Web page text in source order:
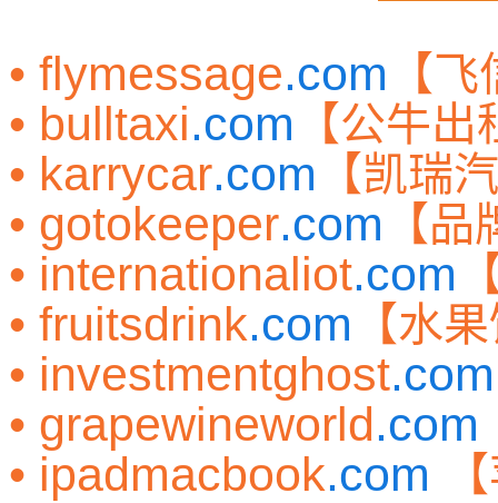
• flymessage.com 【
• bulltaxi.com 【公牛
• karrycar.com 【凯瑞
• gotokeeper.com 【
• internationaliot.com
• fruitsdrink.com 【水
• investmentghost.com
• grapewineworld.com
• ipadmacbook.com